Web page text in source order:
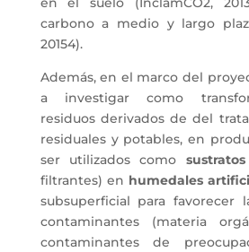
carbono a medio y largo
20154).
Además, en el marco del
a investigar como
residuos derivados de del
residuales y potables, en
ser utilizados como
filtrantes) en humedales
subsuperficial para favorecer
contaminantes (materia
contaminantes de